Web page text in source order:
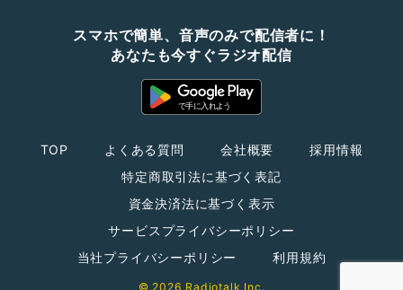
スマホで簡単、音声のみで配信者に！
あなたも今すぐラジオ配信
TOP よくある質問 会社概要
採用情報
特定商取引法に基づく表記
資金決済法に基づく表示
サービスプライバシーポリシー
当社プライバシーポリシー
利用規約
© 2026 Radiotalk Inc.